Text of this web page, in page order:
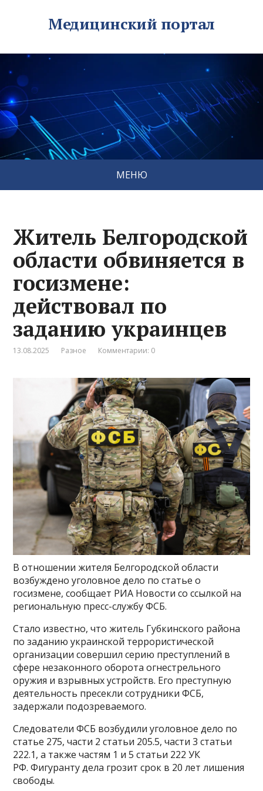
Медицинский портал
МЕНЮ
Житель Белгородской
области обвиняется в
госизмене:
действовал по
заданию украинцев
13.08.2025 Разное Комментарии: 0
В отношении жителя Белгородской области
возбуждено уголовное дело по статье о
госизмене, сообщает РИА Новости со ссылкой на
региональную пресс-службу ФСБ.
Стало известно, что житель Губкинского района
по заданию украинской террористической
организации совершил серию преступлений в
сфере незаконного оборота огнестрельного
оружия и взрывных устройств. Его преступную
деятельность пресекли сотрудники ФСБ,
задержали подозреваемого.
Следователи ФСБ возбудили уголовное дело по
статье 275, части 2 статьи 205.5, части 3 статьи
222.1, а также частям 1 и 5 статьи 222 УК
РФ. Фигуранту дела грозит срок в 20 лет лишения
свободы.